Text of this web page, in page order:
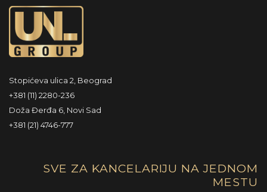
Stopićeva ulica 2, Beograd
+381 (11) 2280-236
Doža Đerđa 6, Novi Sad
+381 (21) 4746-777
SVE ZA KANCELARIJU NA JEDNOM
MESTU